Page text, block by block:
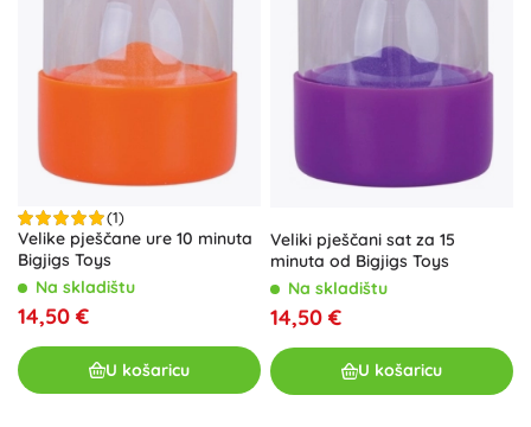
(1)
Velike pješčane ure 10 minuta
Bigjigs Toys
Na skladištu
14,50 €
U košaricu
Veliki pješčani sat za 15
minuta od Bigjigs Toys
Na skladištu
14,50 €
U košaricu